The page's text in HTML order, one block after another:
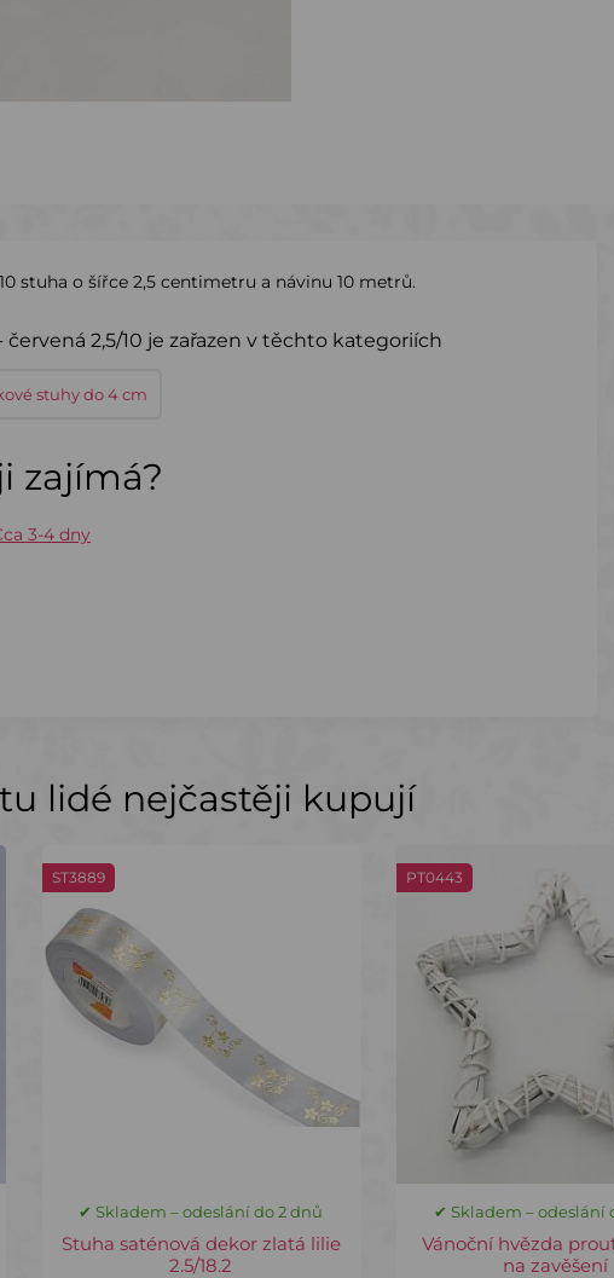
stuha o šířce 2,5 centimetru a návinu 10 metrů.
2,5/10 je zařazen v těchto kategoriích
stuhy do 4 cm
zajímá?
3-4 dny
lidé nejčastěji kupují
ST3889
✔ Skladem – odeslání do 2 dnů
Stuha saténová dekor zlatá lilie
2.5/18.2
PT0443
✔ Skladem – odeslání
Vánoční hvězda
na zavěšení